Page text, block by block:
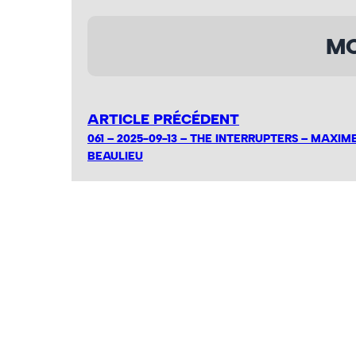
ARTICLE PRÉCÉDENT
061 – 2025-09-13 – THE INTERRUPTERS –
BEAULIEU